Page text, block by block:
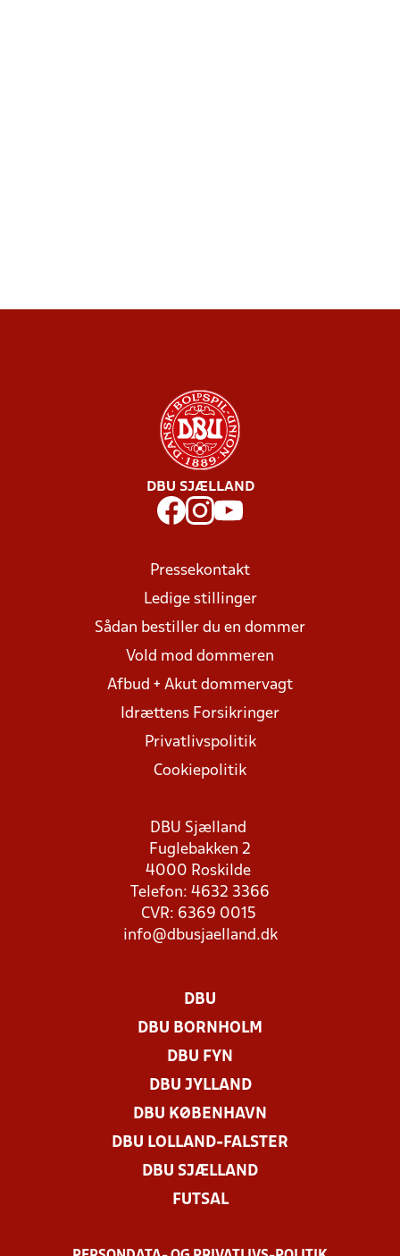
DBU SJÆLLAND
Pressekontakt
Ledige stillinger
Sådan bestiller du en dommer
Vold mod dommeren
Afbud + Akut dommervagt
Idrættens Forsikringer
Privatlivspolitik
Cookiepolitik
DBU Sjælland
Fuglebakken 2
4000 Roskilde
Telefon: 4632 3366
CVR: 6369 0015
info@dbusjaelland.dk
DBU
DBU BORNHOLM
DBU FYN
DBU JYLLAND
DBU KØBENHAVN
DBU LOLLAND-FALSTER
DBU SJÆLLAND
FUTSAL